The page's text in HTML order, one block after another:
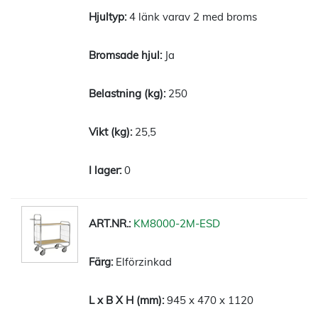
4 länk varav 2 med broms
Ja
250
25,5
0
KM8000-2M-ESD
Elförzinkad
945 x 470 x 1120